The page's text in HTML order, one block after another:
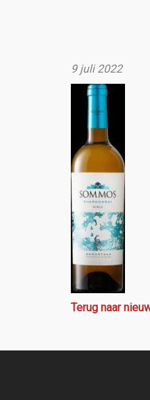
9 juli 2022
Terug naar